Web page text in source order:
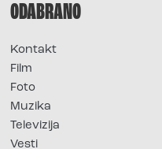
ODABRANO
Kontakt
Film
Foto
Muzika
Televizija
Vesti